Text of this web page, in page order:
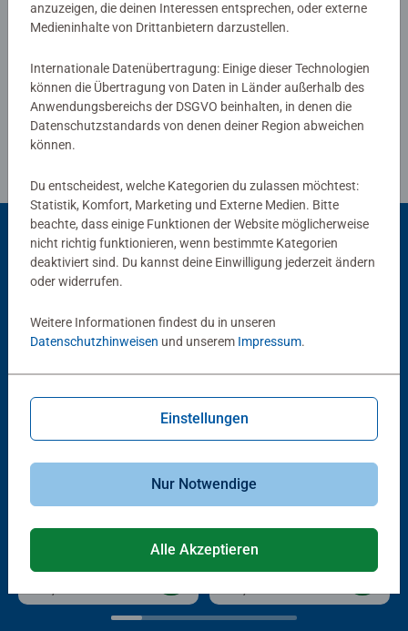
jedes Kind das Richtige dabei. Die Auswahl der Motive
und die hohe Qualität unserer Kinderpuzzles liegen uns
Materialien von einem unabhängigen Institut bestätigt.
Seit mehr als 100 Jahren entwickeln wir Puzzles, wie
Kinder sie lieben: altersgerecht in Motiv, Teilezahl und -
Verfasse eine Bewertung
Richtlinien für Bewertungen
Beliebte Auswahl
Paw Patrol 3 Dino Movie Erinnerungen schaffen
anzuzeigen, die deinen Interessen entsprechen, oder externe
Medieninhalte von Drittanbietern darzustellen.
Internationale Datenübertragung: Einige dieser Technologien
können die Übertragung von Daten in Länder außerhalb des
Anwendungsbereichs der DSGVO beinhalten, in denen die
Datenschutzstandards von denen deiner Region abweichen
können.
Du entscheidest, welche Kategorien du zulassen möchtest:
Statistik, Komfort, Marketing und Externe Medien. Bitte
beachte, dass einige Funktionen der Website möglicherweise
nicht richtig funktionieren, wenn bestimmte Kategorien
deaktiviert sind. Du kannst deine Einwilligung jederzeit ändern
oder widerrufen.
Weitere Informationen findest du in unseren
Datenschutzhinweisen und unserem Impressum.
Einstellungen
Nur Notwendige
Alle Akzeptieren